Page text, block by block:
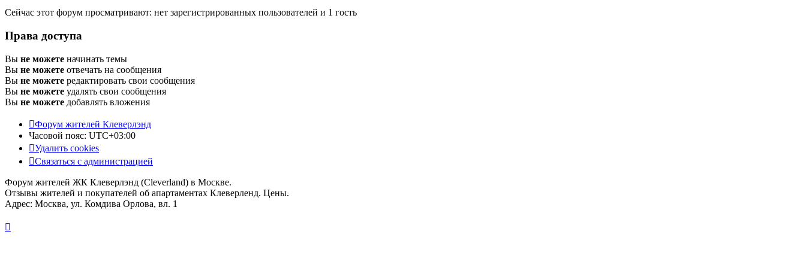
Сейчас этот форум просматривают: нет зарегистрированных пользователей и 1 гость
Права доступа
Вы не можете начинать темы
Вы не можете отвечать на сообщения
Вы не можете редактировать свои сообщения
Вы не можете удалять свои сообщения
Вы не можете добавлять вложения
Форум жителей Клеверлэнд
Часовой пояс: UTC+03:00
Удалить cookies
Связаться с администрацией
Форум жителей ЖК Клеверлэнд (Cleverland) в Москве.
Отзывы жителей и покупателей об апартаментах Клеверленд. Цены.
Адрес: Москва, ул. Комдива Орлова, вл. 1